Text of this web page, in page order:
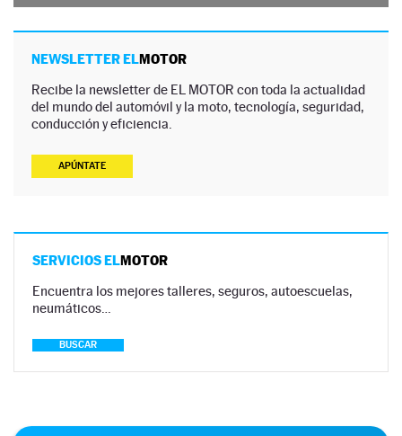
NEWSLETTER ELMOTOR
Recibe la newsletter de EL MOTOR con toda la actualidad
del mundo del automóvil y la moto, tecnología, seguridad,
conducción y eficiencia.
APÚNTATE
SERVICIOS ELMOTOR
Encuentra los mejores talleres, seguros, autoescuelas,
neumáticos…
BUSCAR